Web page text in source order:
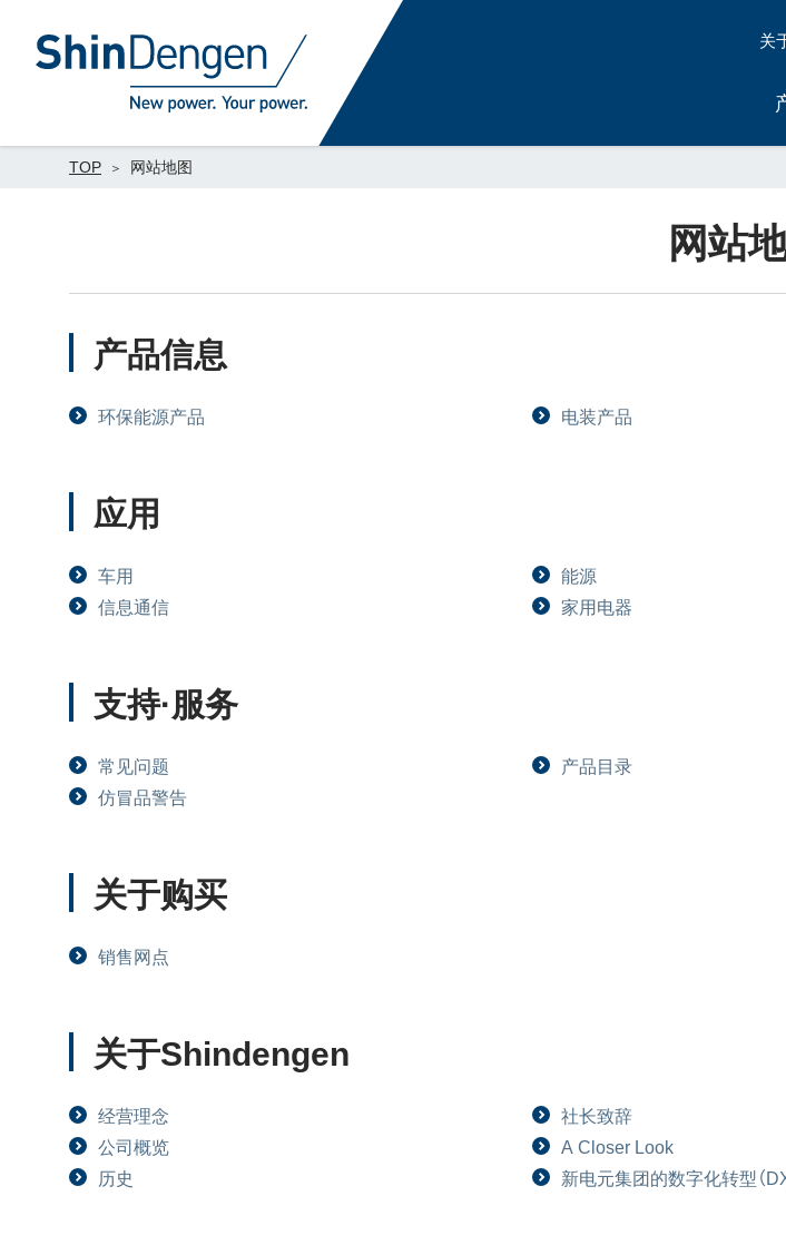
关
TOP 网站地图
网站
产品信息
环保能源产品 电装产品
应用
车用 能源
信息通信
家用电器
支持·服务
常见问题 产品目录
仿冒品警告
关于购买
销售网点
关于Shindengen
经营理念 社长致辞
公司概览
A Closer Look
历史
新电元集团的数字化转型（DX